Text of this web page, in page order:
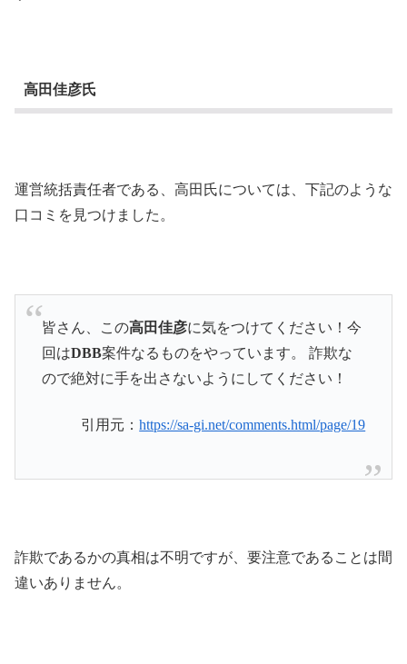
高田佳彦氏
運営統括責任者である、高田氏については、下記のような
口コミを見つけました。
皆さん、この高田佳彦に気をつけてください！今
回はDBB案件なるものをやっています。 詐欺な
ので絶対に手を出さないようにしてください！
引用元：https://sa-gi.net/comments.html/page/19
詐欺であるかの真相は不明ですが、要注意であることは間
違いありません。